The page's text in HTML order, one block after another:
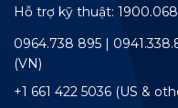
Hỗ trợ kỹ thuật:
0964.738 895 |
(VN)
+1 661 422 5036 (US &